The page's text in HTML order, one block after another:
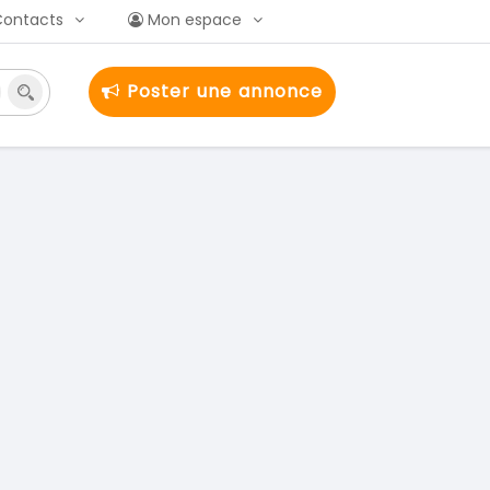
Mon espace
Poster une annonce